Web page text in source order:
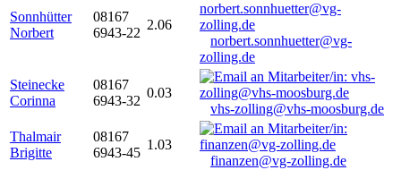
Sonnhütter
Norbert
08167
6943-22
2.06
norbert.sonnhuetter@vg-
zolling.de
Steinecke
Corinna
08167
6943-32
0.03
vhs-zolling@vhs-moosburg.de
Thalmair
Brigitte
08167
6943-45
1.03
finanzen@vg-zolling.de